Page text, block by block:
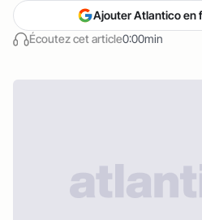
Écoutez cet article0:00min
Ajouter Atlantico en